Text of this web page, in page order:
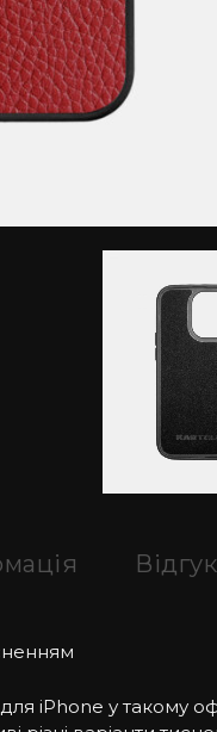
для iPhone у